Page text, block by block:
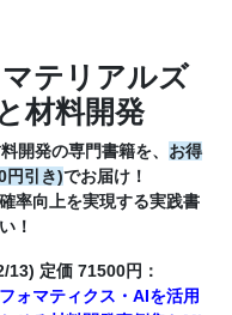
テリアルズ
材料開発
開発の専門書籍を、 お得
円引き)でお届け！
率向上を実現する実践書
！
13) 定価 71500円：
ォマティクス・AIを活用